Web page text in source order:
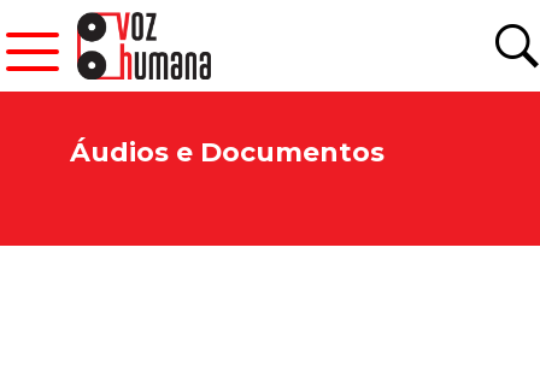
Áudios e Documentos